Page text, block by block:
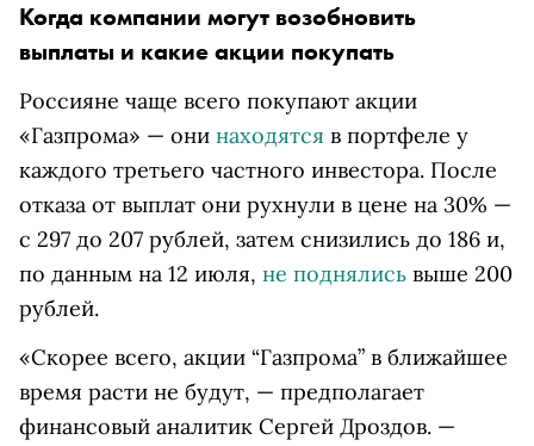
Когда компании могут возобновить
выплаты и какие акции покупать
Россияне чаще всего покупают акции
«Газпрома» — они находятся в портфеле у
каждого третьего частного инвестора. После
отказа от выплат они рухнули в цене на 30% —
с 297 до 207 рублей, затем снизились до 186 и,
по данным на 12 июля, не поднялись выше 200
рублей.
«Скорее всего, акции “Газпрома” в ближайшее
время расти не будут, — предполагает
финансовый аналитик Сергей Дроздов. —